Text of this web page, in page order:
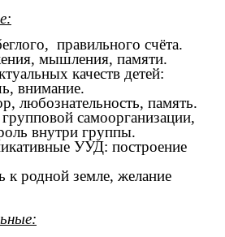
правильного счёта.
мышления, памяти.
качеств детей:
внимание.
любознательность, память.
самоорганизации,
внутри группы.
УУД: построение
к родной земле, желание